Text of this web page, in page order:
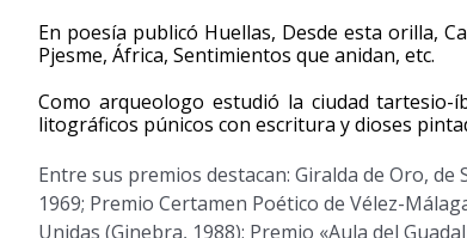
En poesía publicó Huellas, Desde esta orilla,
Pjesme, África, Sentimientos que anidan, etc.
Como arqueologo estudió la ciudad tartesio-
litográficos púnicos con escritura y dioses
Entre sus premios destacan: Giralda de Oro,
1969; Premio Certamen Poético de Vélez-
Unidas (Ginebra, 1988); Premio «Aula del